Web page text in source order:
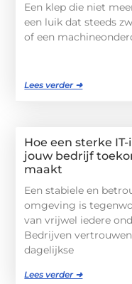
Een klep die niet
een luik dat steeds
of een
Lees verder ➜
Hoe een sterke
jouw bedrijf
maakt
Een stabiele en
omgeving is
van vrijwel iedere
Bedrijven
dagelijkse
Lees verder ➜